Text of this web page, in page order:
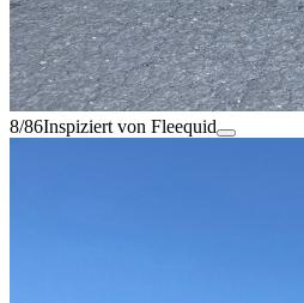
8/86Inspiziert von Fleequid